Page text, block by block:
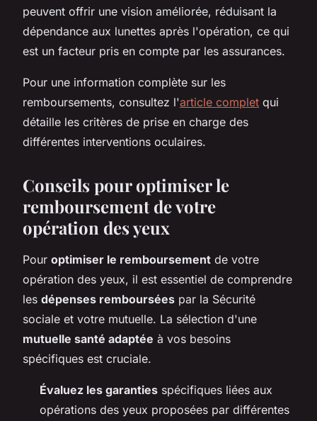
peuvent offrir une vision améliorée, réduisant la
dépendance aux lunettes après l'opération, ce qui
est un facteur pris en compte par les assurances.
Pour une information complète sur les
remboursements, consultez l'article complet qui
détaille les critères de prise en charge des
différentes interventions oculaires.
Conseils pour optimiser le
remboursement de votre
opération des yeux
Pour optimiser le remboursement de votre
opération des yeux, il est essentiel de comprendre
les dépenses remboursées par la Sécurité
sociale et votre mutuelle. La sélection d'une
mutuelle santé adaptée à vos besoins
spécifiques est cruciale.
Évaluez les garanties spécifiques liées aux
opérations des yeux proposées par différentes